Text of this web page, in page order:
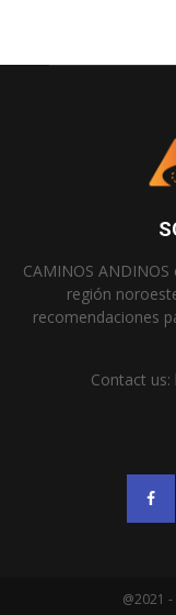
CAMINOS
región
recomendaciones
Contact us:
@2021